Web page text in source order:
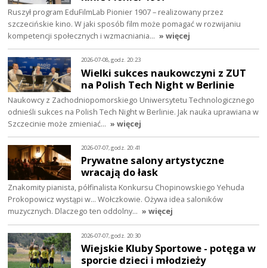
Ruszył program EduFilmLab Pionier 1907 – realizowany przez
szczecińskie kino. W jaki sposób film może pomagać w rozwijaniu
kompetencji społecznych i wzmacniania… » więcej
2026-07-08, godz. 20:23
Wielki sukces naukowczyni z ZUT
na Polish Tech Night w Berlinie
Naukowcy z Zachodniopomorskiego Uniwersytetu Technologicznego
odnieśli sukces na Polish Tech Night w Berlinie. Jak nauka uprawiana w
Szczecinie może zmieniać… » więcej
2026-07-07, godz. 20:41
Prywatne salony artystyczne
wracają do łask
Znakomity pianista, półfinalista Konkursu Chopinowskiego Yehuda
Prokopowicz wystąpi w… Wołczkowie. Ożywa idea saloników
muzycznych. Dlaczego ten oddolny… » więcej
2026-07-07, godz. 20:30
Wiejskie Kluby Sportowe - potęga w
sporcie dzieci i młodzieży